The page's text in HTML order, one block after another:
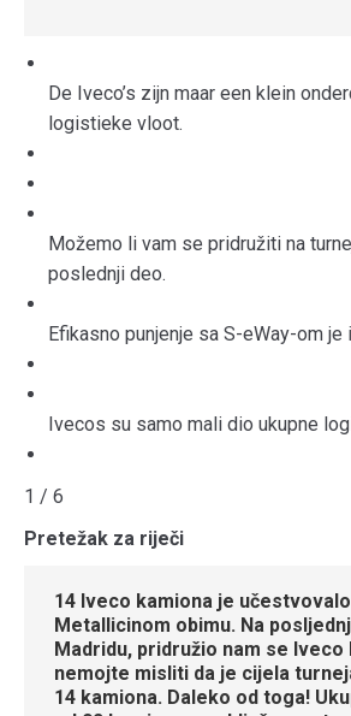
De Iveco’s zijn maar een klein
logistieke vloot.
Možemo li vam se pridružiti na
poslednji deo.
Efikasno punjenje sa S-eWay-om
Ivecos su samo mali dio ukupne
1 / 6
Pretežak za riječi
14 Iveco kamiona je
Metallicinom obimu. Na
Madridu, pridružio nam se Iveco
nemojte misliti da je cijela
14 kamiona. Daleko od toga!